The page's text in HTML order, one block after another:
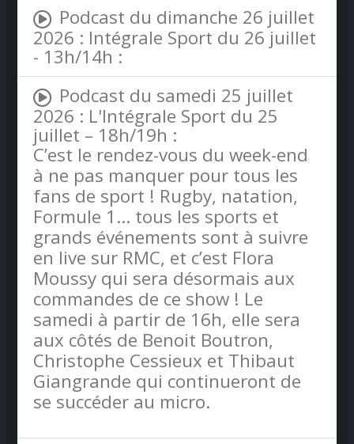
Podcast du dimanche 26 juillet
2026 : Intégrale Sport du 26 juillet
- 13h/14h :
Podcast du samedi 25 juillet
2026 : L'Intégrale Sport du 25
juillet – 18h/19h :
C’est le rendez-vous du week-end
à ne pas manquer pour tous les
fans de sport ! Rugby, natation,
Formule 1… tous les sports et
grands événements sont à suivre
en live sur RMC, et c’est Flora
Moussy qui sera désormais aux
commandes de ce show ! Le
samedi à partir de 16h, elle sera
aux côtés de Benoit Boutron,
Christophe Cessieux et Thibaut
Giangrande qui continueront de
se succéder au micro.